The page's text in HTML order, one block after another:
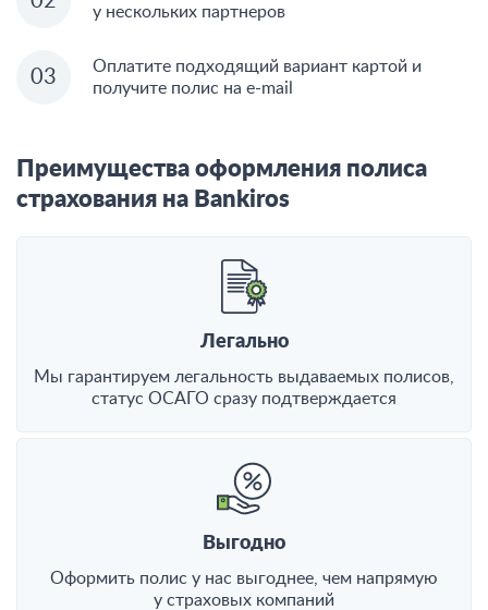
у нескольких партнеров
Оплатите подходящий вариант картой и
получите полис на e-mail
Преимущества оформления полиса
страхования на Bankiros
Легально
Мы гарантируем легальность выдаваемых полисов,
статус ОСАГО сразу подтверждается
Выгодно
Оформить полис у нас выгоднее, чем напрямую
у страховых компаний